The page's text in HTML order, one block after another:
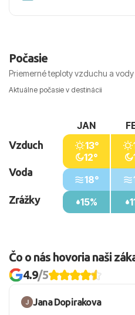
Počasie
Priemerné teploty vzduchu a
Aktuálne počasie v destinácii
Vzduch
Voda
Zrážky
JAN
13°
12°
18°
15%
Čo o nás hovoria naši
4.9/5
Jana Dopirakova